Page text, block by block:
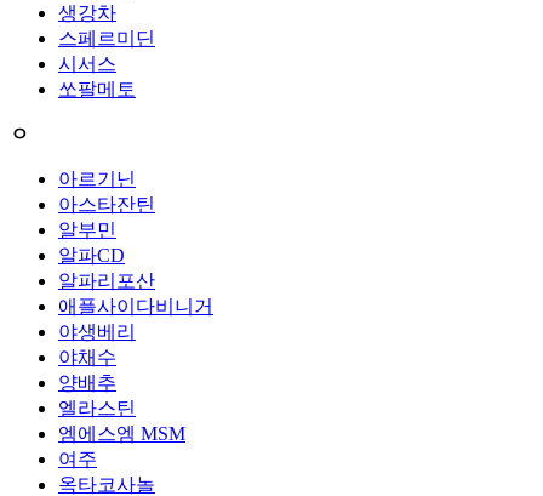
생강차
스페르미딘
시서스
쏘팔메토
ㅇ
아르기닌
아스타잔틴
알부민
알파CD
알파리포산
애플사이다비니거
야생베리
야채수
양배추
엘라스틴
엠에스엠 MSM
여주
옥타코사놀